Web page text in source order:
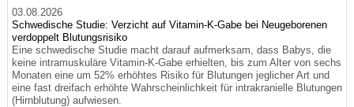
03.08.2026
Schwedische Studie: Verzicht auf Vitamin-K-Gabe bei Neugeborenen
verdoppelt Blutungsrisiko
Eine schwedische Studie macht darauf aufmerksam, dass Babys, die
keine intramuskuläre Vitamin-K-Gabe erhielten, bis zum Alter von sechs
Monaten eine um 52% erhöhtes Risiko für Blutungen jeglicher Art und
eine fast dreifach erhöhte Wahrscheinlichkeit für intrakranielle Blutungen
(Hirnblutung) aufwiesen.